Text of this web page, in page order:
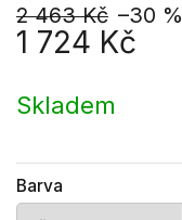
2 463 Kč –30 %
1 724 Kč
cena:
Skladem
Barva